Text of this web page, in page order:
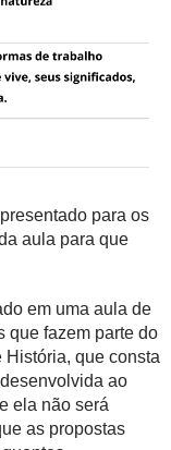
para os
aula para que
em uma aula de
que fazem parte do
que consta
ao
ela não será
as propostas